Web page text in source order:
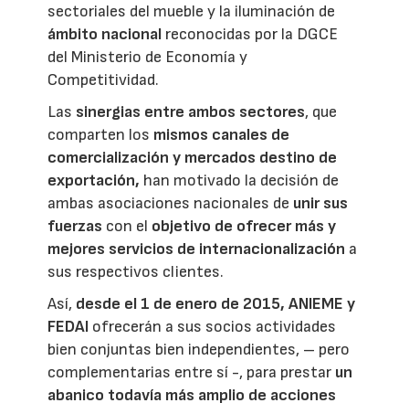
sectoriales del mueble y la iluminación de
ámbito nacional reconocidas por la DGCE
del Ministerio de Economía y
Competitividad.
Las sinergias entre ambos sectores, que
comparten los mismos canales de
comercialización y mercados destino de
exportación, han motivado la decisión de
ambas asociaciones nacionales de unir sus
fuerzas con el objetivo de ofrecer más y
mejores servicios de internacionalización a
sus respectivos clientes.
Así, desde el 1 de enero de 2015, ANIEME y
FEDAI ofrecerán a sus socios actividades
bien conjuntas bien independientes, – pero
complementarias entre sí -, para prestar un
abanico todavía más amplio de acciones